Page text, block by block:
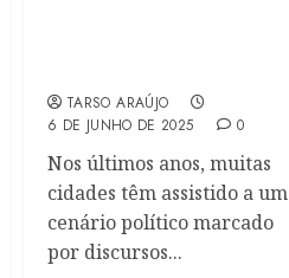
TARSO ARAÚJO
6 DE JUNHO DE 2025
0
Nos últimos anos, muitas
cidades têm assistido a um
cenário político marcado
por discursos...